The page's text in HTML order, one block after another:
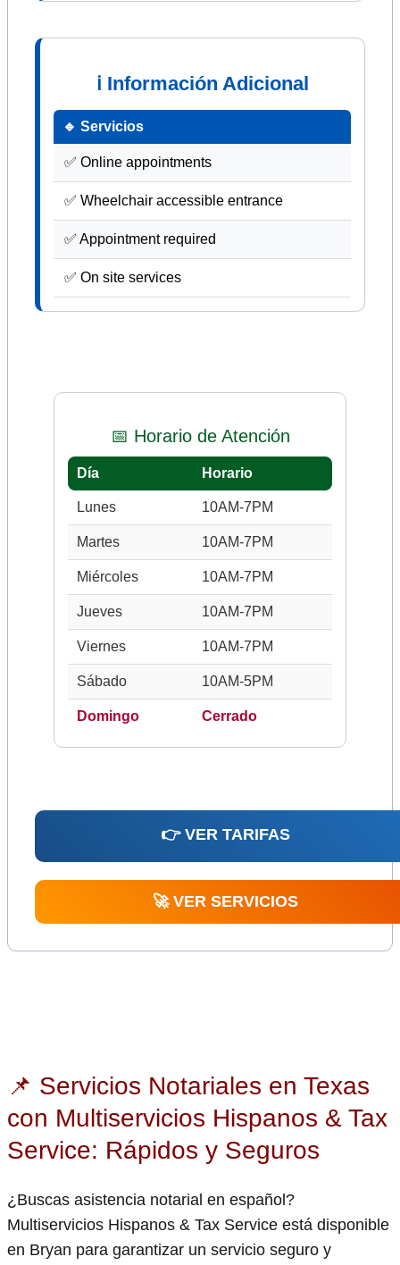
ℹ Información Adicional
🔹 Servicios
✅ Online appointments
✅ Wheelchair accessible entrance
✅ Appointment required
✅ On site services
📅 Horario de Atención
Día Horario
Lunes 10AM-7PM
Martes 10AM-7PM
Miércoles 10AM-7PM
Jueves 10AM-7PM
Viernes 10AM-7PM
Sábado 10AM-5PM
Domingo Cerrado
👉 VER TARIFAS
🚀 VER SERVICIOS
📌 Servicios Notariales en Texas
con Multiservicios Hispanos & Tax
Service: Rápidos y Seguros
¿Buscas asistencia notarial en español?
Multiservicios Hispanos & Tax Service está disponible
en Bryan para garantizar un servicio seguro y